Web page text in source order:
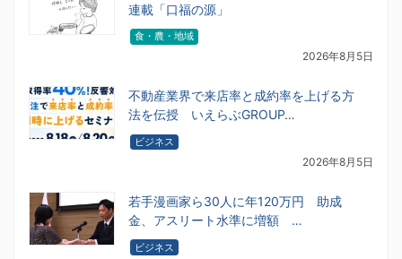
連載「口福の源」
食・農・地域
2026年8月5日
不動産業界で来店率と成約率を上げる方
法を伝授 いえらぶGROUP…
ビジネス
2026年8月5日
若手漫画家ら30人に年120万円 助成
金、アスリート水準に増額 …
ビジネス